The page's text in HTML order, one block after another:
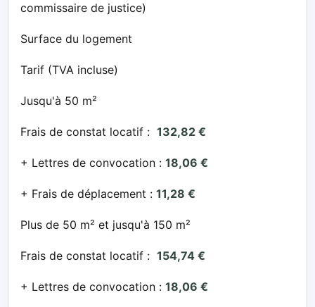
commissaire de justice)
Surface du logement
Tarif (TVA incluse)
Jusqu'à 50 m²
Frais de constat locatif : 132,82 €
+ Lettres de convocation : 18,06 €
+ Frais de déplacement : 11,28 €
Plus de 50 m² et jusqu'à 150 m²
Frais de constat locatif : 154,74 €
+ Lettres de convocation : 18,06 €